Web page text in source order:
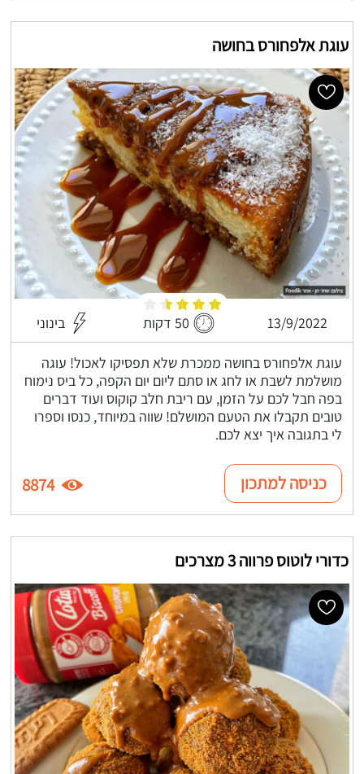
עוגת אלפחורס בחושה
13/9/2022 50 דקות בינוני
עוגת אלפחורס בחושה ממכרת שלא תפסיקו לאכול! עוגה
מושלמת לשבת או לחג או סתם ליום יום הקפה, כל ביס נימוח
בפה חבל לכם על הזמן, עם ריבת חלב קוקוס ועוד דברים
טובים תקבלו את הטעם המושלם! שווה במיוחד, כנסו וספרו
לי בתגובה איך יצא לכם.
כניסה למתכון 8874
כדורי לוטוס פרווה 3 מצרכים